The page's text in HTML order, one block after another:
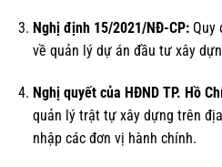
Nghị định 15/2021/NĐ-CP:Quy
về quản lý dự án đầu tư xây
Nghị quyết của HĐND TP. Hồ
quản lý trật tự xây dựng trên
nhập các đơn vị hành chính.